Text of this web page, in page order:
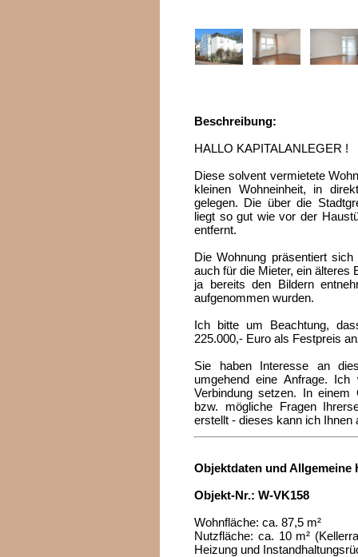
Beschreibung:
HALLO KAPITALANLEGER !
Diese solvent vermietete
kleinen Wohneinheit, in
gelegen. Die über die
liegt so gut wie vor der
entfernt.
Die Wohnung präsentiert
auch für die Mieter, ein älteres
ja bereits den Bildern
aufgenommen wurden.
Ich bitte um Beachtung,
225.000,- Euro als Festpreis
Sie haben Interesse an
umgehend eine Anfrage.
Verbindung setzen. In
bzw. mögliche Fragen
erstellt - dieses kann ich Ihnen
Objektdaten und Allgemeine
Objekt-Nr.: W-VK158
Wohnfläche: ca. 87,5 m²
Nutzfläche: ca. 10 m²
Heizung und